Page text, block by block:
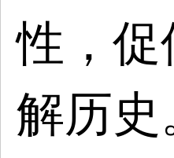
性，促
解历史